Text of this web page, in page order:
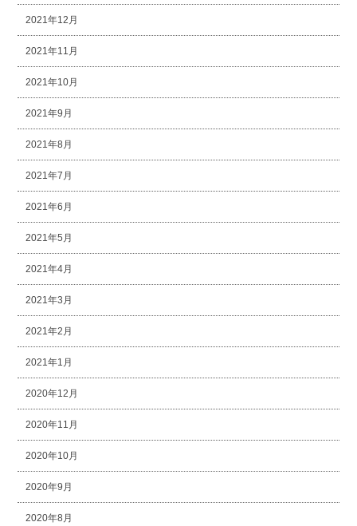
2021年12月
2021年11月
2021年10月
2021年9月
2021年8月
2021年7月
2021年6月
2021年5月
2021年4月
2021年3月
2021年2月
2021年1月
2020年12月
2020年11月
2020年10月
2020年9月
2020年8月